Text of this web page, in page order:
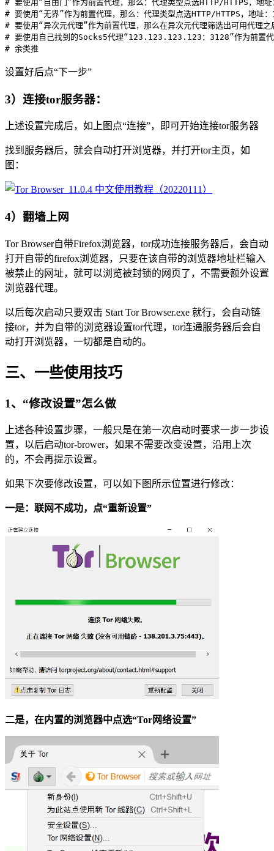
# 要使用“自由门”作为前置代理，那么：代理类型点选HTTP/HTTPS，
# 要使用“无界”作为前置代理，那么：代理类型点选HTTP/HTTPS，地
# 要使用“异次元代理”作为前置代理，那么在异次元代理筛选出可用代
# 要使用自己找到的Socks5代理“123.123.123.123：3128”作为前置
设置好后点“下一步”
3）连接tor服务器：
上述设置完成后，如上图点“连接”，即可开始连接tor服务器
找到服务器后，就会自动打开浏览器，并打开tor主页，如
图：
4）翻墙上网
Tor Browser自带Firefox浏览器，tor成功连接服务器后，会自动
打开自带的firefox浏览器，只要在该自带的浏览器地址栏输入
被禁止的网址，就可以浏览被封锁的网页了，不需要额外设置
浏览器代理。
以后每次启动只要双击 Start Tor Browser.exe 就行，会自动链
接tor，并为自带的浏览器设置tor代理，tor连通服务器后会自
动打开浏览器，一切都是自动的。
三、一些使用技巧
1、“修改设置”怎么做
上述各种设置步骤，一般只是在第一次启动时要求一步一步设
置，以后启动tor-brower，如果不需要改变设置，沿用上次
的，不会再提示设置。
如果下次要修改设置，可以如下图所示位置进行修改：
一是：联网不成功，点“重新设置”
二是，在内置的浏览器中点选“Tor网络设置”